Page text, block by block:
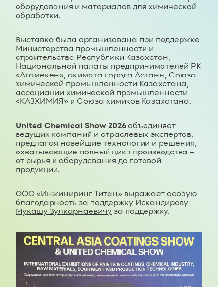
оборудования и материалов для химической
обработки.
Выставка была организована при поддержке
Министерства промышленности и
строительства Республики Казахстан,
Национальной палаты предпринимателей РК
«Атамекен», акимата города Астаны, Союза
химической промышленности Казахстана,
ассоциации химической промышленности
«КАЗХИМИЯ» и Союза химиков Казахстана.
United Chemical Show 2026 объединяет
ведущих компаний и отраслевых экспертов,
предлагая новейшие технологии и решения,
охватывающие полный цикл производства –
от сырья и оборудования до готовой
продукции.
ООО «Инжиниринг Титан» выражает особую
благодарность за поддержку Искандирову
Мукашу Зулкарнаевичу за поддержку.